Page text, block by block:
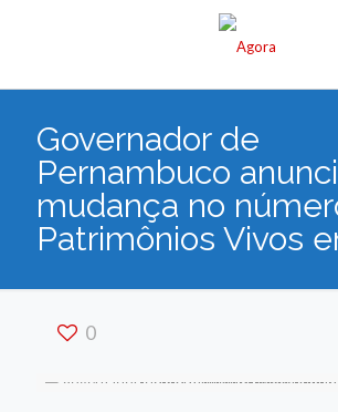
Governador de
Pernambuco
mudança no
Patrimônios Vivos
0